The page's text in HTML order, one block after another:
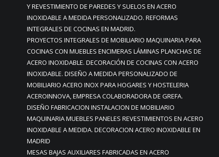
Y REVESTIMIENTO DE PAREDES Y SUELOS EN ACERO
INOXIDABLE A MEDIDA PERSONALIZADO. REFORMAS
INTEGRALES DE COCINAS EN MADRID.
PROYECTOS INTEGRALES DE MOBILIARIO MAQUINARIA PARA
COCINAS CON MUEBLES ENCIMERAS LÁMINAS PLANCHAS DE
ACERO INOXIDABLE. DECORACIÓN DE COCINAS CON ACERO
INOXIDABLE. DISEÑO A MEDIDA PERSONALIZADO DE
MOBILIARIO ACERO INOX PARA HOGARES Y HOSTELERIA
ACEROINNOVA, EMPRESA COLABORADORA DE GREFA.
DISEÑO FABRICACION INSTALACION DE MOBILIARIO
MAQUINARIA MUEBLES PANELES REVESTIMIENTOS EN ACERO
INOXIDABLE A MEDIDA. DECORACION ACERO INOXIDABLE EN
MADRID
MESAS BAJAS AUXILIARES FABRICADAS EN ACERO